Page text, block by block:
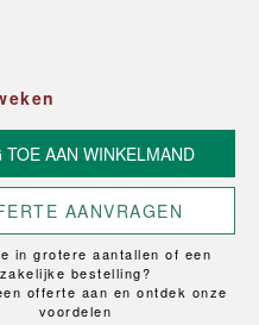
TOE AAN WINKELMAND
AANVRAGEN
in grotere aantallen of een
zakelijke bestelling?
offerte aan en ontdek onze
voordelen